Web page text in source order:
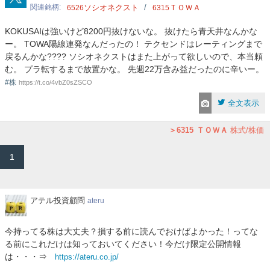
関連銘柄
6526 ソシオネクスト 6315 ＴＯＷＡ
KOKUSAIは強いけど8200円抜けないな。 抜けたら青天井なんかな
ー。 TOWA陽線連発なんだったの！ テクセンドはレーティングまで
戻るんかな???? ソシオネクストはまた上がって欲しいので、本当頼
む。 プラ転するまで放置かな。 先週22万含み益だったのに辛いー。
#株 https://t.co/4vbZ0sZSCO
全文表示
6315 ＴＯＷＡ 株式/株価
1
ア
投
資
顧
アテル投資顧問 ateru
今持ってる株は大丈夫？損する前に読んでおけばよかった！ってな
る前にこれだけは知っておいてください！今だけ限定公開情報
は・・・⇒
https://ateru.co.jp/